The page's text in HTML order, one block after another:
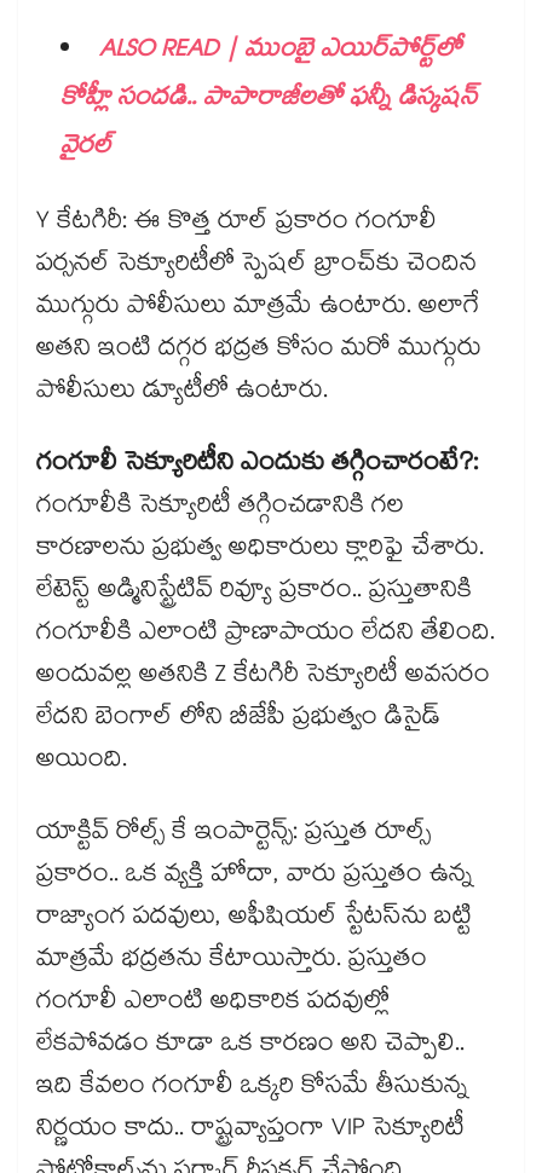
ALSO READ | ముంబై ఎయిర్‌పోర్ట్‌లో
కోహ్లీ సందడి.. పాపారాజీలతో ఫన్నీ డిస్కషన్
వైరల్
Y కేటగిరీ: ఈ కొత్త రూల్ ప్రకారం గంగూలీ
పర్సనల్ సెక్యూరిటీలో స్పెషల్ బ్రాంచ్‌కు చెందిన
ముగ్గురు పోలీసులు మాత్రమే ఉంటారు. అలాగే
అతని ఇంటి దగ్గర భద్రత కోసం మరో ముగ్గురు
పోలీసులు డ్యూటీలో ఉంటారు.
గంగూలీ సెక్యూరిటీని ఎందుకు తగ్గించారంటే?:
గంగూలీకి సెక్యూరిటీ తగ్గించడానికి గల
కారణాలను ప్రభుత్వ అధికారులు క్లారిఫై చేశారు.
లేటెస్ట్ అడ్మినిస్ట్రేటివ్ రివ్యూ ప్రకారం.. ప్రస్తుతానికి
గంగూలీకి ఎలాంటి ప్రాణాపాయం లేదని తేలింది.
అందువల్ల అతనికి Z కేటగిరీ సెక్యూరిటీ అవసరం
లేదని బెంగాల్ లోని బీజేపీ ప్రభుత్వం డిసైడ్
అయింది.
యాక్టివ్ రోల్స్ కే ఇంపార్టెన్స్: ప్రస్తుత రూల్స్
ప్రకారం.. ఒక వ్యక్తి హోదా, వారు ప్రస్తుతం ఉన్న
రాజ్యాంగ పదవులు, అఫీషియల్ స్టేటస్‌ను బట్టి
మాత్రమే భద్రతను కేటాయిస్తారు. ప్రస్తుతం
గంగూలీ ఎలాంటి అధికారిక పదవుల్లో
లేకపోవడం కూడా ఒక కారణం అని చెప్పాలి..
ఇది కేవలం గంగూలీ ఒక్కరి కోసమే తీసుకున్న
నిర్ణయం కాదు.. రాష్ట్రవ్యాప్తంగా VIP సెక్యూరిటీ